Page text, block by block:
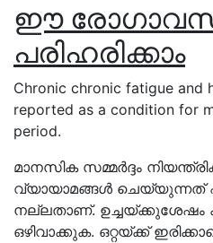
ഈ
പരിഹരിക്കാം
Chronic chronic fatigue and
reported as a condition for
period.
മാനസിക സമ്മർദ്ദം
വ്യായാമങ്ങൾ ചെയ്യുന്നത്
നല്ലതാണ്. ഉച്ചയ്ക്കുശേഷം
ഒഴിവാക്കുക. ഒറ്റയ്ക്ക്